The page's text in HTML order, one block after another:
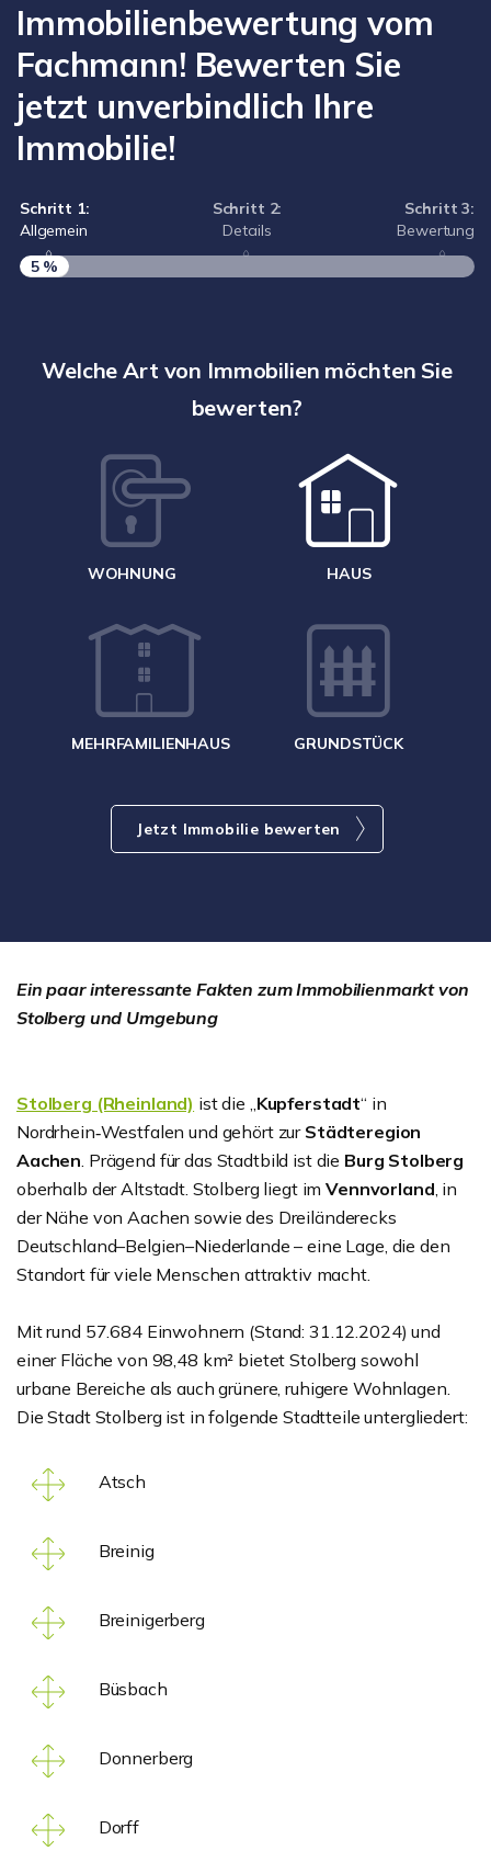
Immobilienbewertung vom
Fachmann! Bewerten Sie
jetzt unverbindlich Ihre
Immobilie!
Schritt 1:
Allgemein
Schritt 2:
Details
Schritt 3:
Bewertung
5 %
Welche Art von Immobilien möchten Sie
bewerten?
WOHNUNG HAUS
MEHRFAMILIENHAUS GRUNDSTÜCK
Jetzt Immobilie bewerten
Ein paar interessante Fakten zum Immobilienmarkt von
Stolberg und Umgebung
Stolberg (Rheinland) ist die „ Kupferstadt“ in
Nordrhein‑Westfalen und gehört zur Städteregion
Aachen . Prägend für das Stadtbild ist die Burg Stolberg
oberhalb der Altstadt. Stolberg liegt imVennvorland , in
der Nähe von Aachen sowie des Dreiländerecks
Deutschland–Belgien–Niederlande – eine Lage, die den
Standort für viele Menschen attraktiv macht.
Mit rund 57.684 Einwohnern (Stand: 31.12.2024) und
einer Fläche von 98,48 km² bietet Stolberg sowohl
urbane Bereiche als auch grünere, ruhigere Wohnlagen.
Die Stadt Stolberg ist in folgende Stadtteile untergliedert:
Atsch
Breinig
Breinigerberg
Büsbach
Donnerberg
Dorff